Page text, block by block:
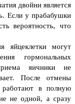
двойни является
Если у прабабушки
вероятность, что
яйцеклетки могут
гормональных
яичники не
После отмены
работают в полную
не одной, а сразу